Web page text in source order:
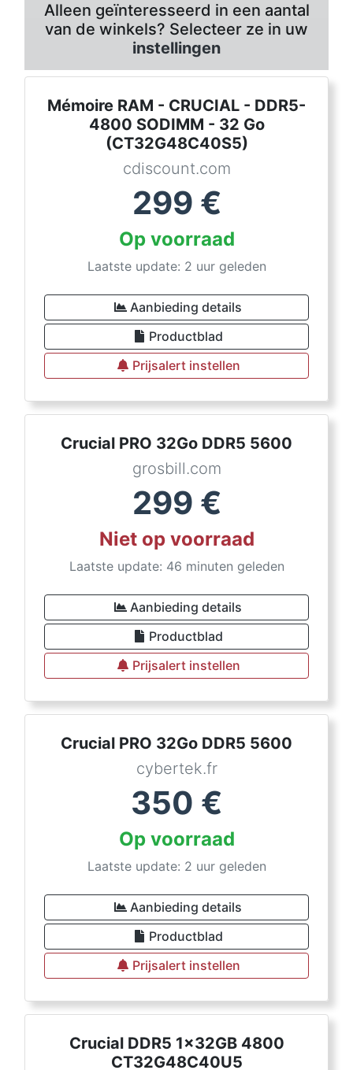
Alleen geïnteresseerd in een aantal
van de winkels? Selecteer ze in uw
instellingen
Mémoire RAM - CRUCIAL - DDR5-
4800 SODIMM - 32 Go
(CT32G48C40S5)
cdiscount.com
299 €
Op voorraad
Laatste update: 2 uur geleden
Aanbieding details
Productblad
Prijsalert instellen
Crucial PRO 32Go DDR5 5600
grosbill.com
299 €
Niet op voorraad
Laatste update: 46 minuten geleden
Aanbieding details
Productblad
Prijsalert instellen
Crucial PRO 32Go DDR5 5600
cybertek.fr
350 €
Op voorraad
Laatste update: 2 uur geleden
Aanbieding details
Productblad
Prijsalert instellen
Crucial DDR5 1x32GB 4800
CT32G48C40U5